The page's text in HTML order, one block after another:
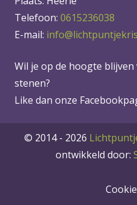
Telefoon: 0615236038
E-mail:
Wil je op de hoogte
stenen?
Like dan onze
© 2014 - 2026
ontwikkeld door: